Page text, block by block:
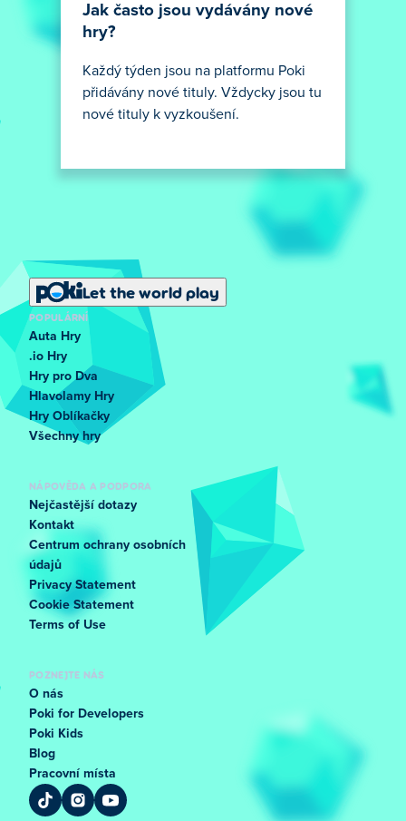
Jak často jsou vydávány nové
hry?
Každý týden jsou na platformu Poki
přidávány nové tituly. Vždycky jsou tu
nové tituly k vyzkoušení.
Let the world play
POPULÁRNÍ
Auta Hry
.io Hry
Hry pro Dva
Hlavolamy Hry
Hry Oblíkačky
Všechny hry
NÁPOVĚDA A PODPORA
Nejčastější dotazy
Kontakt
Centrum ochrany osobních
údajů
Privacy Statement
Cookie Statement
Terms of Use
POZNEJTE NÁS
O nás
Poki for Developers
Poki Kids
Blog
Pracovní místa